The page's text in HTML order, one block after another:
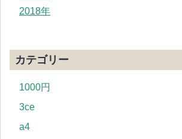
2018年
カテゴリー
1000円
3ce
a4